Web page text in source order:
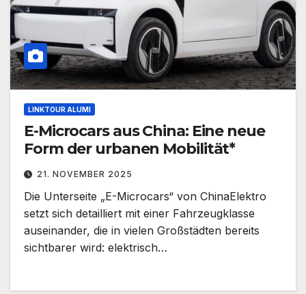
LINKTOUR ALUMI
E-Microcars aus China: Eine neue
Form der urbanen Mobilität*
21. NOVEMBER 2025
Die Unterseite „E-Microcars“ von ChinaElektro
setzt sich detailliert mit einer Fahrzeugklasse
auseinander, die in vielen Großstädten bereits
sichtbarer wird: elektrisch…